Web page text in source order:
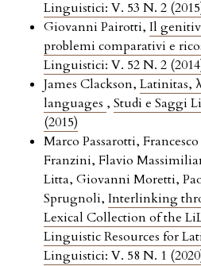
Linguistici: V. 53 N. 2
Giovanni Pairotti, Il
problemi comparativi e
Linguistici: V. 52 N. 2
James Clackson, Latinitas,
languages , Studi e Saggi
(2015)
Marco Passarotti,
Franzini, Flavio
Litta, Giovanni Moretti,
Sprugnoli, Interlinking
Lexical Collection of the
Linguistic Resources for
Linguistici: V. 58 N. 1